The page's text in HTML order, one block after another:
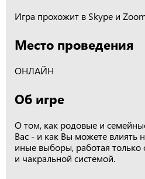
Игра прохожит в Skype и
Место проведения
ОНЛАЙН
Об игре
О том, как родовые и
Вас - и как Вы можете влиять
иные выборы, работая только
и чакральной системой.